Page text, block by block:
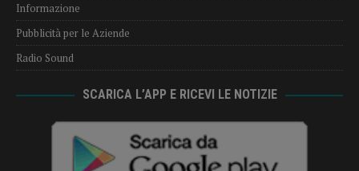
Informazione
Pubblicità per le Aziende
Radio Sound
SCARICA L’APP E RICEVI LE NOTIZIE